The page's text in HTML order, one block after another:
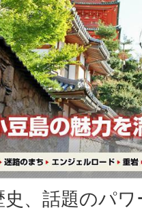
、話題のパ